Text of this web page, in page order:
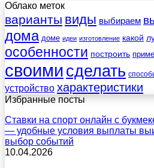
Облако меток
варианты виды выбираем
дома доме идеи изготовление какой
особенности построить
своими сделать
устройство характеристики
Избранные посты
Ставки на спорт онлайн с
— удобные условия выплаты
выбор событий
10.04.2026